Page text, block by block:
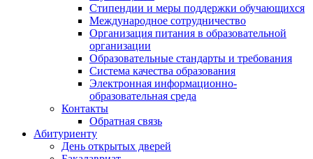
Стипендии и меры поддержки обучающихся
Международное сотрудничество
Организация питания в образовательной
организации
Образовательные стандарты и требования
Система качества образования
Электронная информационно-
образовательная среда
Контакты
Обратная связь
Абитуриенту
День открытых дверей